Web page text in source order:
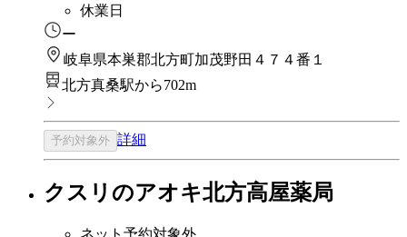
休業日
ー
岐阜県本巣郡北方町加茂野田４７４番１
北方真桑駅から702m
予約対象外 詳細
クスリのアオキ北方高屋薬局